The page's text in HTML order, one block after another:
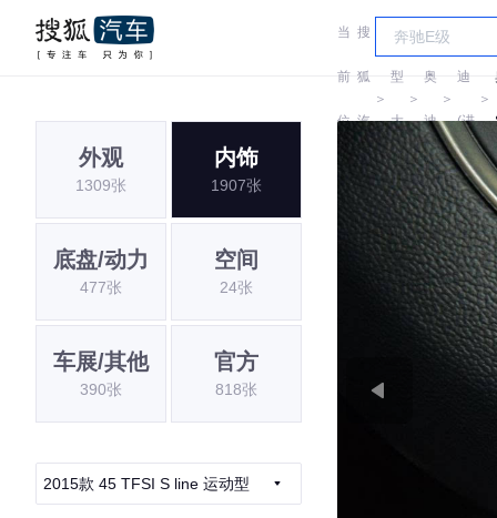
当
前
位
搜
狐
汽
车
＞
车
型
大
全
＞
奥
迪
＞
迪
(进
口)
＞
外观
1309张
内饰
1907张
底盘/动力
477张
空间
24张
车展/其他
390张
官方
818张
2015款 45 TFSI S line 运动型